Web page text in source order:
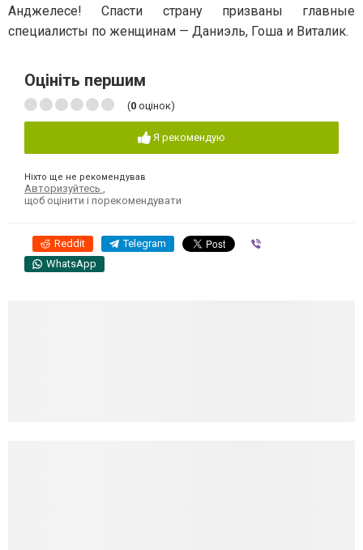
Анджелесе! Спасти страну призваны главные
специалисты по женщинам — Даниэль, Гоша и Виталик.
Оцініть першим
(0 оцінок)
Я рекомендую
Ніхто ще не рекомендував
Авторизуйтесь ,
щоб оцінити і порекомендувати
Reddit Telegram
WhatsApp